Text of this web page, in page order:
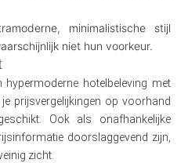
minimalistische stijl
niet hun voorkeur.
hotelbeleving met
prijsvergelijkingen op voorhand
Ook als onafhankelijke
doorslaggevend zijn,
zicht.